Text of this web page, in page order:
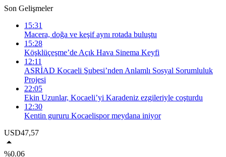
Son Gelişmeler
15:31
Macera, doğa ve keşif aynı rotada buluştu
15:28
Köşklüçeşme’de Açık Hava Sinema Keyfi
12:11
ASRİAD Kocaeli Şubesi’nden Anlamlı Sosyal Sorumluluk
Projesi
22:05
Ekin Uzunlar, Kocaeli’yi Karadeniz ezgileriyle coşturdu
12:30
Kentin gururu Kocaelispor meydana iniyor
USD47,57
%0.06